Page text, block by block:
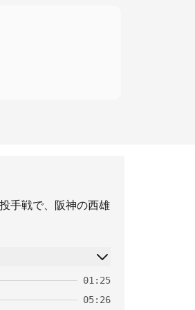
手戦で、阪神の西雄
01:25
05:26